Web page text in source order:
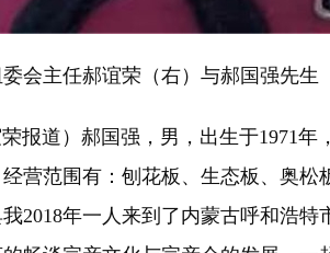
会主任郝谊荣（右）与郝国强先生
报道）郝国强，男，出生于1971
营范围有：刨花板、生态板、奥
2018年一人来到了内蒙古呼和浩